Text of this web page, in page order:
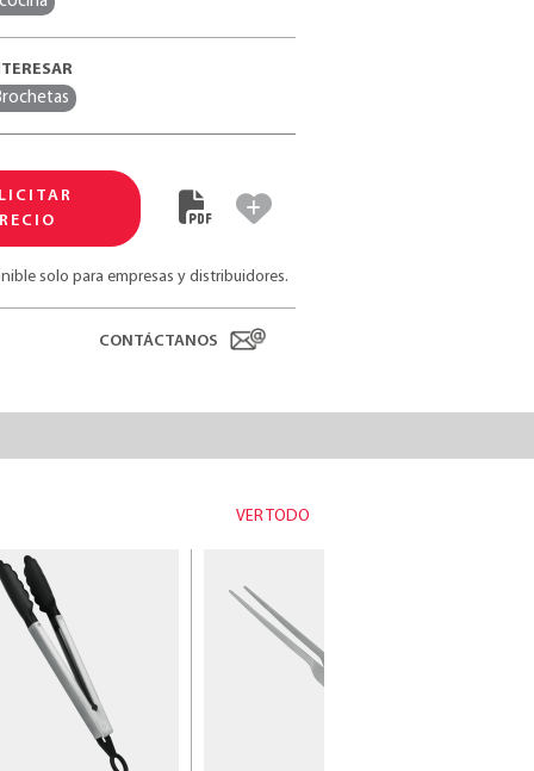
solo para empresas y distribuidores.
CONTÁCTANOS
VER TODO